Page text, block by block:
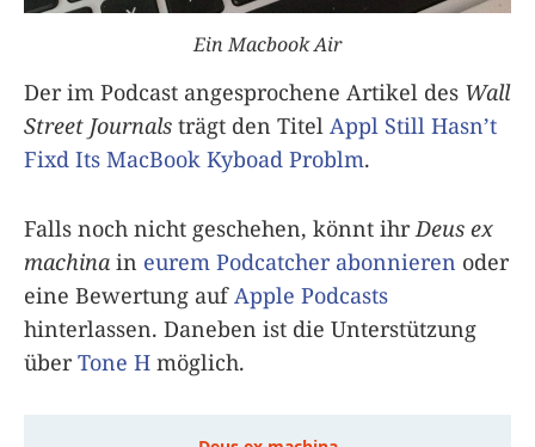
Ein Macbook Air
Der im Podcast angesprochene Artikel des Wall
Street Journals trägt den Titel Appl Still Hasn’t
Fixd Its MacBook Kyboad Problm.
Falls noch nicht geschehen, könnt ihrDeus ex
machina in eurem Podcatcher abonnieren oder
eine Bewertung aufApple Podcasts
hinterlassen. Daneben ist die Unterstützung
überTone H möglich.